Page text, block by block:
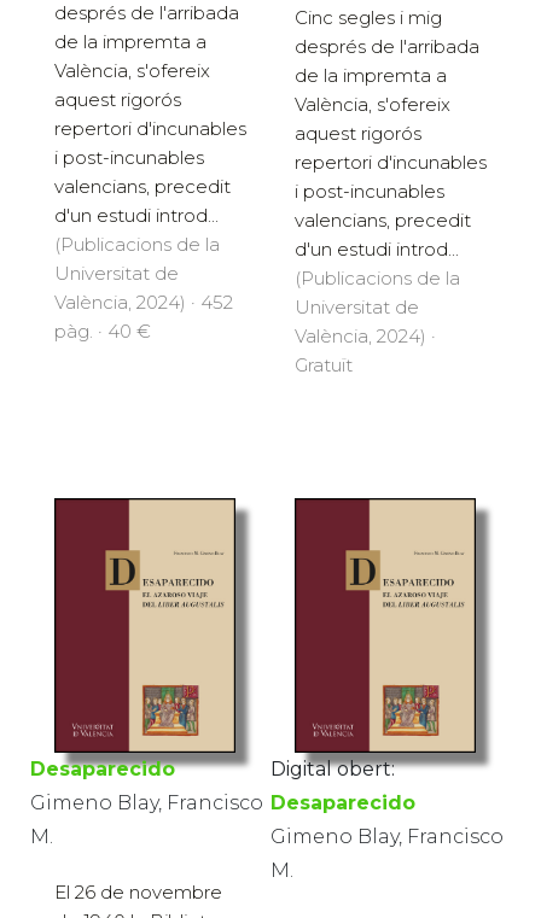
després de l'arribada
de la impremta a
València, s'ofereix
aquest rigorós
repertori d'incunables
i post-incunables
valencians, precedit
d'un estudi introd...
(Publicacions de la
Universitat de
València, 2024) · 452
pàg. · 40 €
Cinc segles i mig
després de l'arribada
de la impremta a
València, s'ofereix
aquest rigorós
repertori d'incunables
i post-incunables
valencians, precedit
d'un estudi introd...
(Publicacions de la
Universitat de
València, 2024) ·
Gratuït
Desaparecido
Gimeno Blay, Francisco
M.
El 26 de novembre
Digital obert:
Desaparecido
Gimeno Blay, Francisco
M.